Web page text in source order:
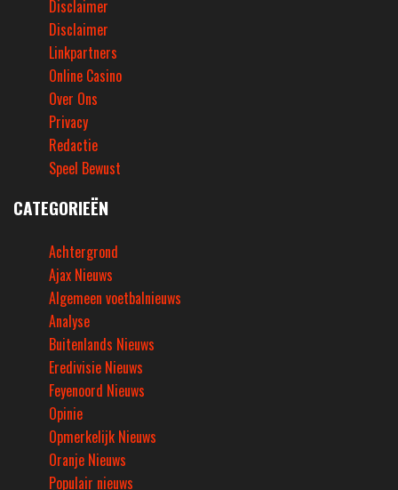
Disclaimer
Disclaimer
Linkpartners
Online Casino
Over Ons
Privacy
Redactie
Speel Bewust
CATEGORIEËN
Achtergrond
Ajax Nieuws
Algemeen voetbalnieuws
Analyse
Buitenlands Nieuws
Eredivisie Nieuws
Feyenoord Nieuws
Opinie
Opmerkelijk Nieuws
Oranje Nieuws
Populair nieuws